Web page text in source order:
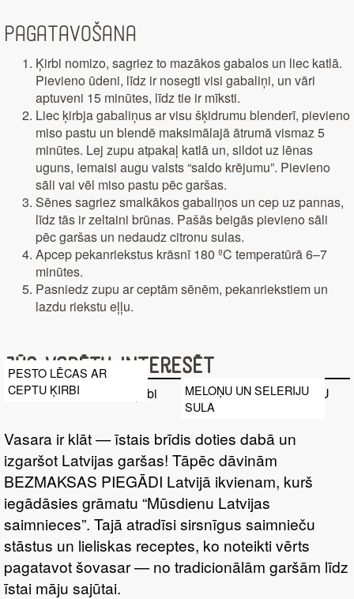
Pagatavošana
Ķirbi nomizo, sagriez to mazākos gabalos un liec katlā.
Pievieno ūdeni, līdz ir nosegti visi gabaliņi, un vāri
aptuveni 15 minūtes, līdz tie ir mīksti.
Liec ķirbja gabaliņus ar visu šķidrumu blenderī, pievieno
miso pastu un blendē maksimālajā ātrumā vismaz 5
minūtes. Lej zupu atpakaļ katlā un, sildot uz lēnas
uguns, iemaisi augu valsts “saldo krējumu”. Pievieno
sāli vai vēl miso pastu pēc garšas.
Sēnes sagriez smalkākos gabaliņos un cep uz pannas,
līdz tās ir zeltaini brūnas. Pašās beigās pievieno sāli
pēc garšas un nedaudz citronu sulas.
Apcep pekanriekstus krāsnī 180 ºC temperatūrā 6–7
minūtes.
Pasniedz zupu ar ceptām sēnēm, pekanriekstiem un
lazdu riekstu eļļu.
Jūs varētu interesēt
PESTO LĒCAS AR
CEPTU ĶIRBI
MELOŅU UN SELERIJU
SULA
Vasara ir klāt — īstais brīdis doties dabā un
izgaršot Latvijas garšas! Tāpēc dāvinām
BEZMAKSAS PIEGĀDI Latvijā ikvienam, kurš
iegādāsies grāmatu “Mūsdienu Latvijas
saimnieces”. Tajā atradīsi sirsnīgus saimnieču
stāstus un lieliskas receptes, ko noteikti vērts
pagatavot šovasar — no tradicionālām garšām līdz
īstai māju sajūtai.